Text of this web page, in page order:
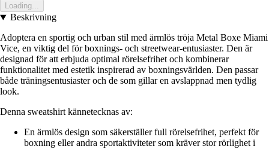
Loading...
Beskrivning
Adoptera en sportig och urban stil med ärmlös tröja Metal Boxe Miami
Vice, en viktig del för boxnings- och streetwear-entusiaster. Den är
designad för att erbjuda optimal rörelsefrihet och kombinerar
funktionalitet med estetik inspirerad av boxningsvärlden. Den passar
både träningsentusiaster och de som gillar en avslappnad men tydlig
look.
Denna sweatshirt kännetecknas av:
En ärmlös design som säkerställer full rörelsefrihet, perfekt för
boxning eller andra sportaktiviteter som kräver stor rörlighet i